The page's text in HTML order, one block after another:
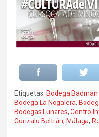
Etiquetas: Bodega Badman
Bodega La Nogalera,
Bodegas Lunares, Centro
Gonzalo Beltrán, Málaga,